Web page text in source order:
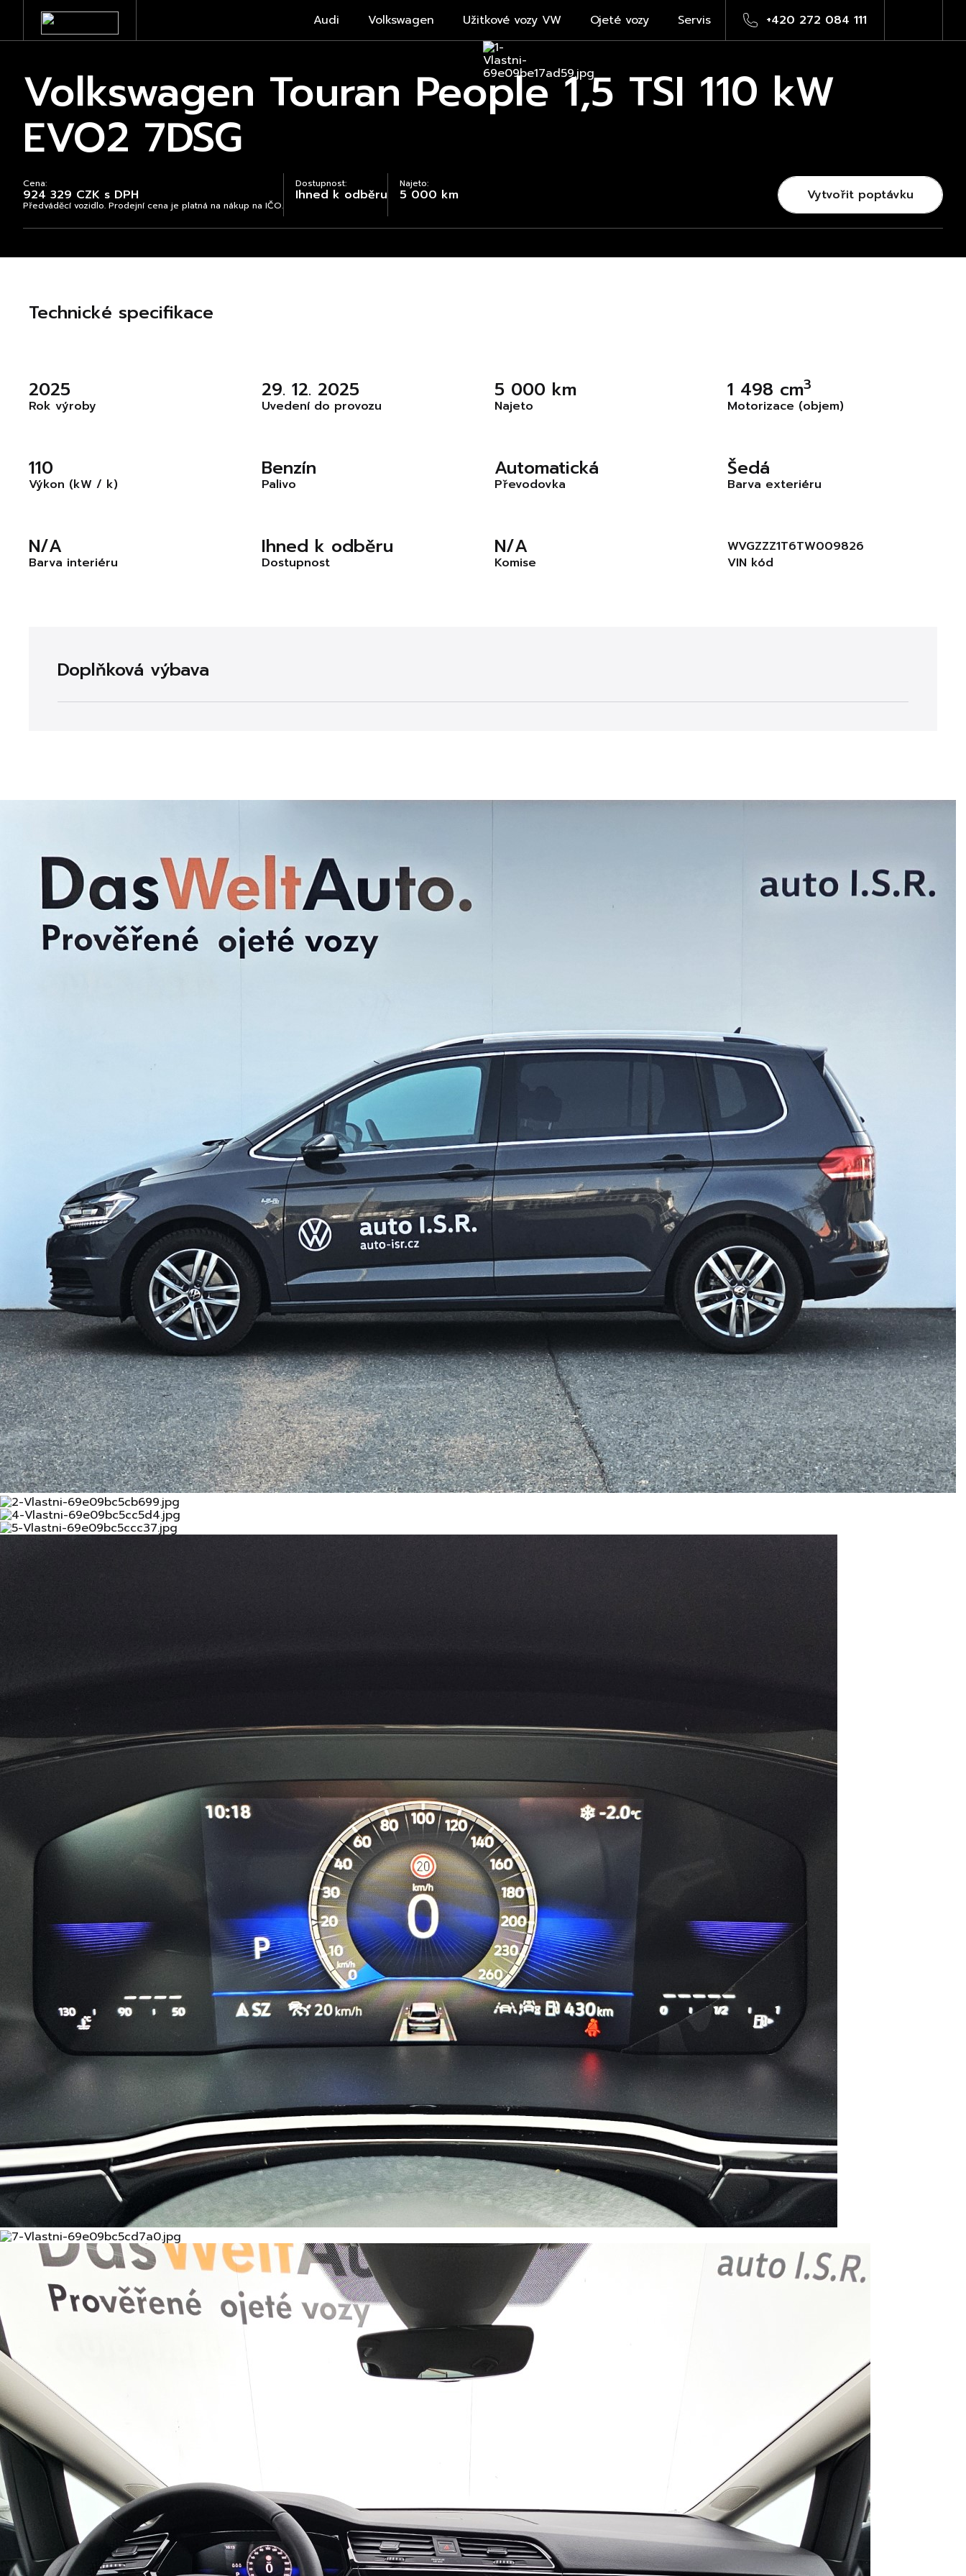
Audi Volkswagen Užitkové vozy VW Ojeté vozy Servis +420 272 084 111
Volkswagen Touran People 1,5 TSI 110 kW
EVO2 7DSG
Cena:
924 329 CZK s DPH
Předváděcí vozidlo. Prodejní cena je platná na nákup na IČO.
Dostupnost:
Ihned k odběru
Najeto:
5 000 km Vytvořit poptávku
Technické specifikace
2025
Rok výroby
29. 12. 2025
Uvedení do provozu
5 000 km
Najeto
1 498 cm3
Motorizace (objem)
110
Výkon (kW / k)
Benzín
Palivo
Automatická
Převodovka
Šedá
Barva exteriéru
N/A
Barva interiéru
Ihned k odběru
Dostupnost
N/A
Komise
WVGZZZ1T6TW009826
VIN kód
Doplňková výbava